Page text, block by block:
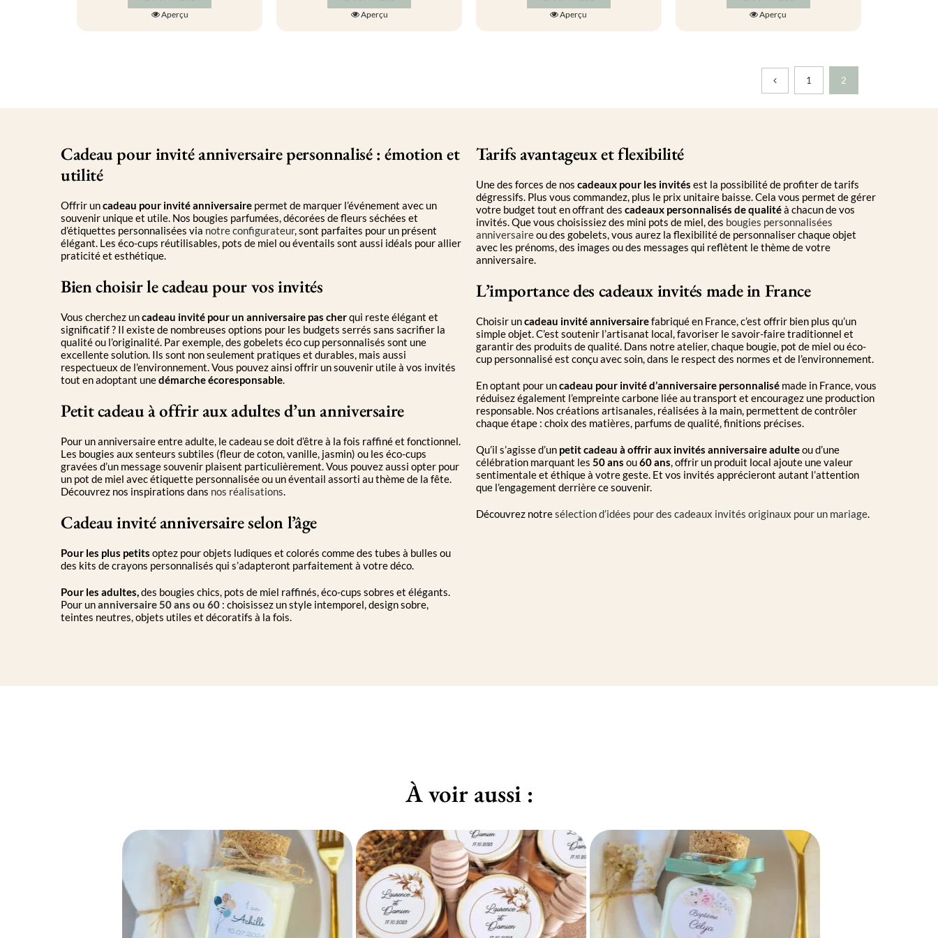
Ce
produit
a
être
page
Aperçu Aperçu
à
599.00€
Ce
produit
a
être
page
produit
Aperçu
à
575.00€
Ce
produit
a
Les
options
peuvent
être
produit
Aperçu
1 2
Cadeau pour invité anniversaire personnalisé : émotion et
utilité
Offrir uncadeau pour invité anniversaire permet de marquer l’événement avec un
souvenir unique et utile. Nos bougies parfumées, décorées de fleurs séchées et
d’étiquettes personnalisées via notre configurateur, sont parfaites pour un présent
élégant. Les éco-cups réutilisables, pots de miel ou éventails sont aussi idéals pour allier
praticité et esthétique.
Bien choisir le cadeau pour vos invités
Vous cherchez uncadeau invité pour un anniversaire pas cherqui reste élégant et
significatif ? Il existe de nombreuses options pour les budgets serrés sans sacrifier la
qualité ou l’originalité. Par exemple, des gobelets éco cup personnalisés sont une
excellente solution. Ils sont non seulement pratiques et durables, mais aussi
respectueux de l’environnement. Vous pouvez ainsi offrir un souvenir utile à vos invités
tout en adoptant unedémarche écoresponsable.
Petit cadeau à offrir aux adultes d’un anniversaire
Pour un anniversaire entre adulte, le cadeau se doit d’être à la fois raffiné et fonctionnel.
Les bougies aux senteurs subtiles (fleur de coton, vanille, jasmin) ou les éco-cups
gravées d’un message souvenir plaisent particulièrement. Vous pouvez aussi opter pour
un pot de miel avec étiquette personnalisée ou un éventail assorti au thème de la fête.
Découvrez nos inspirations dans nos réalisations.
Cadeau invité anniversaire selon l’âge
Pour les plus petits optez pour objets ludiques et colorés comme des tubes à bulles ou
des kits de crayons personnalisés qui s’adapteront parfaitement à votre déco.
Pour les adultes,des bougies chics, pots de miel raffinés, éco-cups sobres et élégants.
Pour unanniversaire 50 ans ou 60 : choisissez un style intemporel, design sobre,
teintes neutres, objets utiles et décoratifs à la fois.
Tarifs avantageux et flexibilité
Une des forces de nos cadeaux pour les invités est la possibilité de profiter de tarifs
dégressifs. Plus vous commandez, plus le prix unitaire baisse. Cela vous permet de gérer
votre budget tout en offrant des cadeaux personnalisés de qualitéà chacun de vos
invités. Que vous choisissiez des mini pots de miel, des bougies personnalisées
anniversaireou des gobelets, vous aurez la flexibilité de personnaliser chaque objet
avec les prénoms, des images ou des messages qui reflètent le thème de votre
anniversaire.
L’importance des cadeaux invités made in France
Choisir uncadeau invité anniversairefabriqué en France, c’est offrir bien plus qu’un
simple objet. C’est soutenir l’artisanat local, favoriser le savoir-faire traditionnel et
garantir des produits de qualité. Dans notre atelier, chaque bougie, pot de miel ou éco-
cup personnalisé est conçu avec soin, dans le respect des normes et de l’environnement.
En optant pour uncadeau pour invité d’anniversaire personnalisé made in France, vous
réduisez également l’empreinte carbone liée au transport et encouragez une production
responsable. Nos créations artisanales, réalisées à la main, permettent de contrôler
chaque étape : choix des matières, parfums de qualité, finitions précises.
Qu’il s’agisse d’un petit cadeau à offrir aux invités anniversaire adulteou d’une
célébration marquant les 50 ans ou60 ans, offrir un produit local ajoute une valeur
sentimentale et éthique à votre geste. Et vos invités apprécieront autant l’attention
que l’engagement derrière ce souvenir.
Découvrez notresélection d’idées pour des cadeaux invités originaux pour un mariage.
À voir aussi :